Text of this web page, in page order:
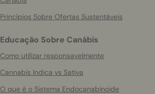
Princípios Sobre Ofertas Sustentáveis
Educação Sobre Canábis
Como utilizar responsavelmente
Cannabis Indica vs Sativa
O que é o Sistema Endocanabinoide